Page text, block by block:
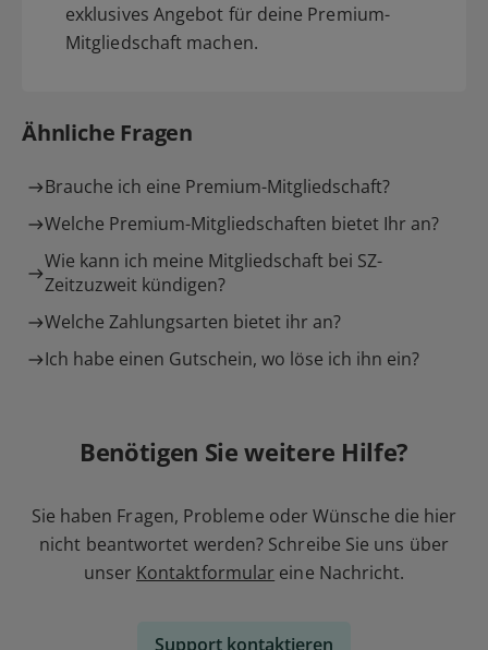
exklusives Angebot für deine Premium-
Mitgliedschaft machen.
Ähnliche Fragen
Brauche ich eine Premium-Mitgliedschaft?
Welche Premium-Mitgliedschaften bietet Ihr an?
Wie kann ich meine Mitgliedschaft bei SZ-
Zeitzuzweit kündigen?
Welche Zahlungsarten bietet ihr an?
Ich habe einen Gutschein, wo löse ich ihn ein?
Benötigen Sie weitere Hilfe?
Sie haben Fragen, Probleme oder Wünsche die hier
nicht beantwortet werden? Schreibe Sie uns über
unser Kontaktformular eine Nachricht.
Support kontaktieren